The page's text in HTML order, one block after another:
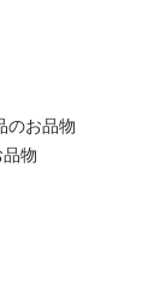
のお品物
物